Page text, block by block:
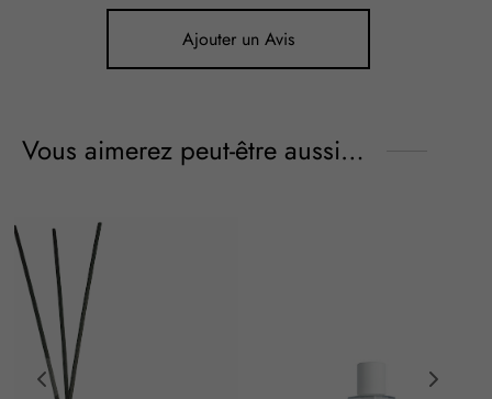
Ajouter un Avis
Vous aimerez peut-être aussi…